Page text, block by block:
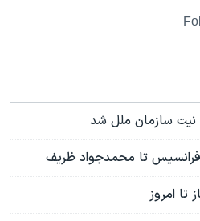
سازمان ملل شد
فرانسیس تا محمدجواد ظریف
تا امروز